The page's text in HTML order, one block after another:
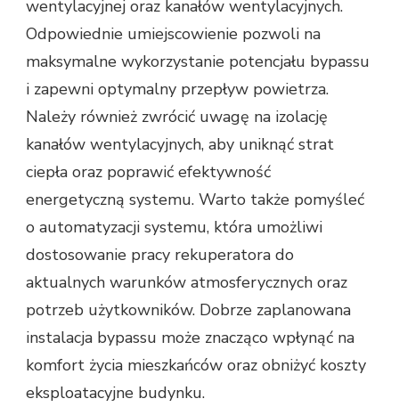
wentylacyjnej oraz kanałów wentylacyjnych.
Odpowiednie umiejscowienie pozwoli na
maksymalne wykorzystanie potencjału bypassu
i zapewni optymalny przepływ powietrza.
Należy również zwrócić uwagę na izolację
kanałów wentylacyjnych, aby uniknąć strat
ciepła oraz poprawić efektywność
energetyczną systemu. Warto także pomyśleć
o automatyzacji systemu, która umożliwi
dostosowanie pracy rekuperatora do
aktualnych warunków atmosferycznych oraz
potrzeb użytkowników. Dobrze zaplanowana
instalacja bypassu może znacząco wpłynąć na
komfort życia mieszkańców oraz obniżyć koszty
eksploatacyjne budynku.